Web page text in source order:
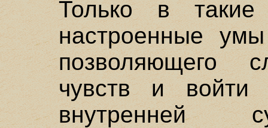
Только в такие
настроенные
позволяющего
чувств и войти
внутренней